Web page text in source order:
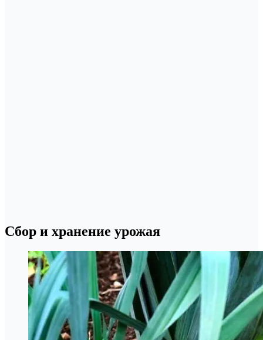
Сбор и хранение урожая